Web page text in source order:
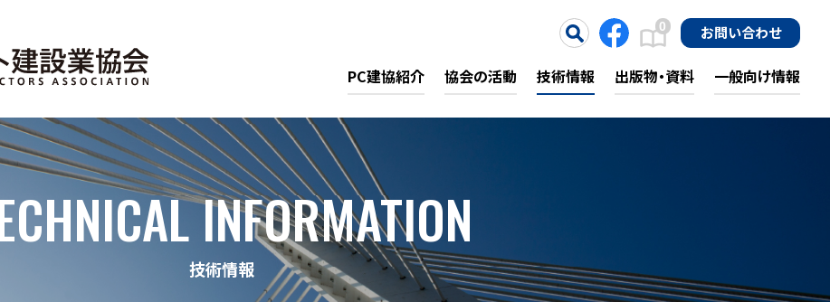
PC建協紹介 協会の活動 技術情報 出版物・資料 一般向け情報
0 お問い合わせ
INFORMATION
技術情報